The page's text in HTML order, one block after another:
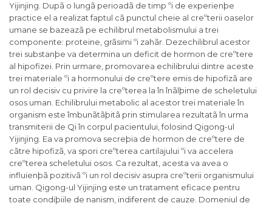
Yijinjing. Dupã o lungã perioadã de timp ºi de experienþe
practice el a realizat faptul cã punctul cheie al creºterii oaselor
umane se bazeazã pe echilibrul metabolismului a trei
componente: proteine, grãsimi ºi zahãr. Dezechilibrul acestor
trei substanþe va determina un deficit de hormon de creºtere
al hipofizei. Prin urmare, promovarea echilibrului dintre aceste
trei materiale ºi a hormonului de creºtere emis de hipofizã are
un rol decisiv cu privire la creºterea la în înãlþime de scheletului
osos uman. Echilibrului metabolic al acestor trei materiale în
organism este îmbunãtãþitã prin stimularea rezultatã în urma
transmiterii de Qi în corpul pacientului, folosind Qigong-ul
Yijinjing. Ea va promova secreþia de hormon de creºtere de
cãtre hipofizã, va spori creºterea cartilajului ºi va accelera
creºterea scheletului osos. Ca rezultat, acesta va avea o
influienþã pozitivã ºi un rol decisiv asupra creºterii organismului
uman. Qigong-ul Yijinjing este un tratament eficace pentru
toate condiþiile de nanism, indiferent de cauze. Domeniul de